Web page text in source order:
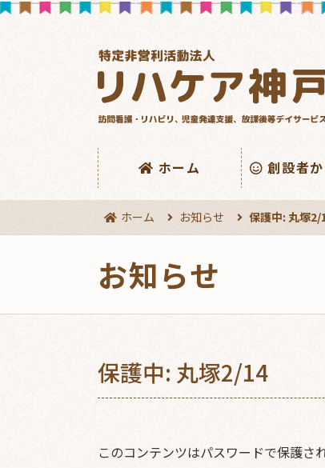
ホーム 創設者
ホーム お知らせ 保護中: 丸塚2/
お知らせ
保護中: 丸塚2/14
このコンテンツはパスワードで保護さ